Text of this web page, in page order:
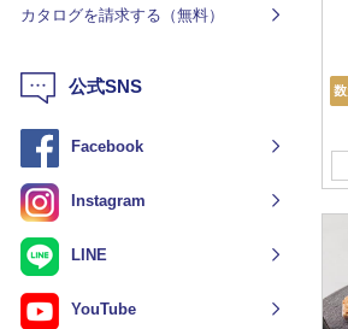
カタログを請求する（無料）
公式SNS
Facebook
Instagram
LINE
YouTube